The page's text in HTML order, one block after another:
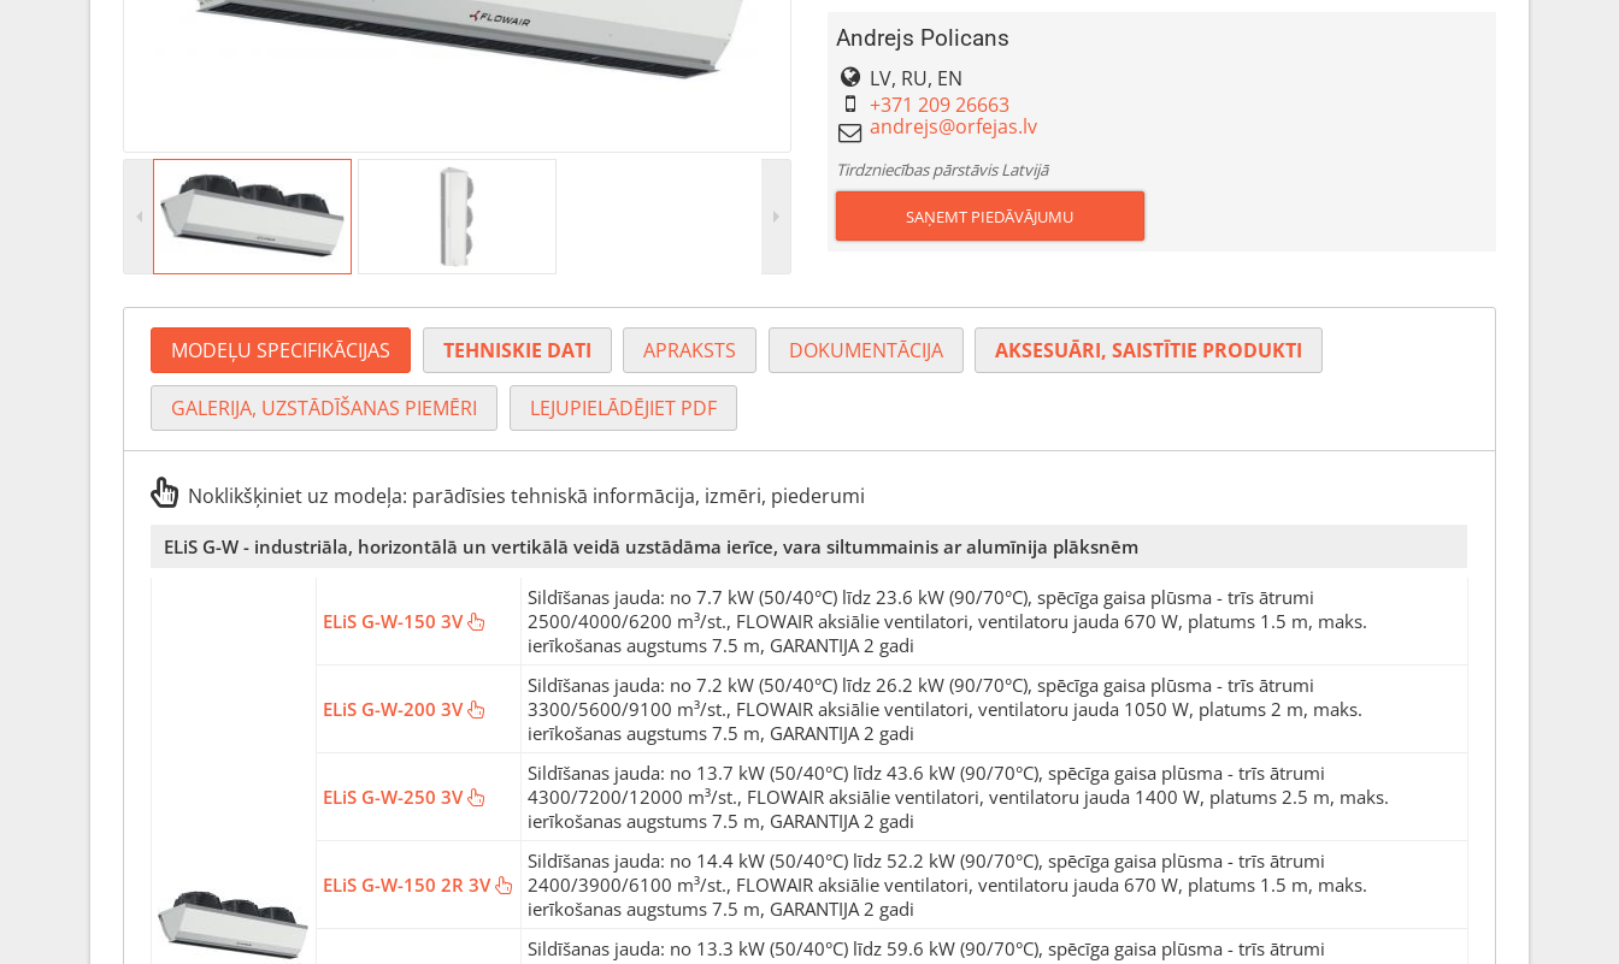
Andrejs Policans
LV, RU, EN
+371 209 26663
Tirdzniecības pārstāvis Latvijā
SAŅEMT PIEDĀVĀJUMU
MODEĻU SPECIFIKĀCIJAS TEHNISKIE DATI APRAKSTS DOKUMENTĀCIJA AKSESUĀRI, SAISTĪTIE PRODUKTI
GALERIJA, UZSTĀDĪŠANAS PIEMĒRI LEJUPIELĀDĒJIET PDF
Noklikšķiniet uz modeļa: parādīsies tehniskā informācija, izmēri, piederumi
ELiS G-W - industriāla, horizontālā un vertikālā veidā uzstādāma ierīce, vara siltummainis ar alumīnija plāksnēm
ELiS G-W-150 3V
Sildīšanas jauda: no 7.7 kW (50/40°C) līdz 23.6 kW (90/70°C), spēcīga gaisa plūsma - trīs ātrumi
2500/4000/6200 m³/st., FLOWAIR aksiālie ventilatori, ventilatoru jauda 670 W, platums 1.5 m, maks.
ierīkošanas augstums 7.5 m, GARANTIJA 2 gadi
ELiS G-W-200 3V
Sildīšanas jauda: no 7.2 kW (50/40°C) līdz 26.2 kW (90/70°C), spēcīga gaisa plūsma - trīs ātrumi
3300/5600/9100 m³/st., FLOWAIR aksiālie ventilatori, ventilatoru jauda 1050 W, platums 2 m, maks.
ierīkošanas augstums 7.5 m, GARANTIJA 2 gadi
ELiS G-W-250 3V
Sildīšanas jauda: no 13.7 kW (50/40°C) līdz 43.6 kW (90/70°C), spēcīga gaisa plūsma - trīs ātrumi
4300/7200/12000 m³/st., FLOWAIR aksiālie ventilatori, ventilatoru jauda 1400 W, platums 2.5 m, maks.
ierīkošanas augstums 7.5 m, GARANTIJA 2 gadi
ELiS G-W-150 2R 3V
Sildīšanas jauda: no 14.4 kW (50/40°C) līdz 52.2 kW (90/70°C), spēcīga gaisa plūsma - trīs ātrumi
2400/3900/6100 m³/st., FLOWAIR aksiālie ventilatori, ventilatoru jauda 670 W, platums 1.5 m, maks.
ierīkošanas augstums 7.5 m, GARANTIJA 2 gadi
Sildīšanas jauda: no 13.3 kW (50/40°C) līdz 59.6 kW (90/70°C), spēcīga gaisa plūsma - trīs ātrumi